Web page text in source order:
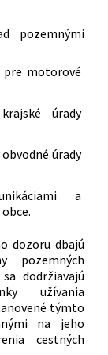
pozemnými
pre motorové
úrady
úrady
a
dozoru dbajú
pozemných
dodržiavajú
užívania
týmto
na jeho
cestných